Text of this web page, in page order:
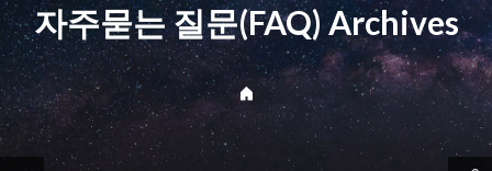
자주묻는 질문(FAQ) Archives